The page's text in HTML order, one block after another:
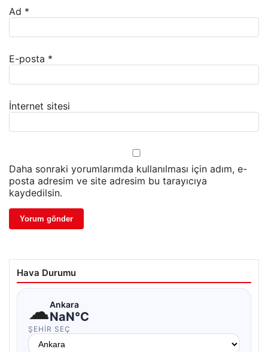
Ad *
E-posta *
İnternet sitesi
Daha sonraki yorumlarımda kullanılması için adım, e-
posta adresim ve site adresim bu tarayıcıya
kaydedilsin.
Hava Durumu
☁Ankara
NaN°C
ŞEHIR SEÇ